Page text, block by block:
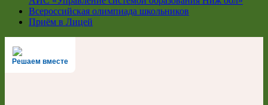
Всероссийская олимпиада школьников
Приём в Лицей
Решаем вместе